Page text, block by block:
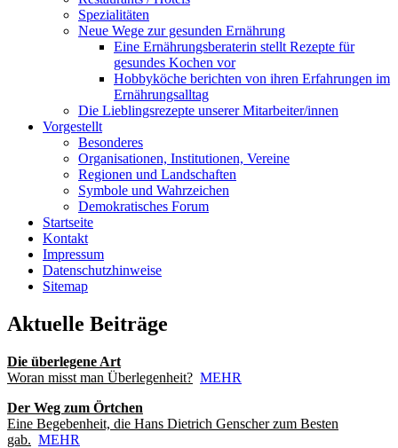
Spezialitäten
Neue Wege zur gesunden Ernährung
Eine Ernährungsberaterin stellt Rezepte für
gesundes Kochen vor
Hobbyköche berichten von ihren Erfahrungen im
Ernährungsalltag
Die Lieblingsrezepte unserer Mitarbeiter/innen
Vorgestellt
Besonderes
Organisationen, Institutionen, Vereine
Regionen und Landschaften
Symbole und Wahrzeichen
Demokratisches Forum
Startseite
Kontakt
Impressum
Datenschutzhinweise
Sitemap
Aktuelle Beiträge
Die überlegene Art
Woran misst man Überlegenheit? MEHR
Der Weg zum Örtchen
Eine Begebenheit, die Hans Dietrich Genscher zum Besten
gab. MEHR